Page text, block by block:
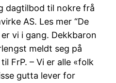
dagtilbod til nokre frå
AS. Les mer “De
vi i gang. Dekkbaron
meldt seg på
FrP. – Vi er alle «folk
gutta lever for